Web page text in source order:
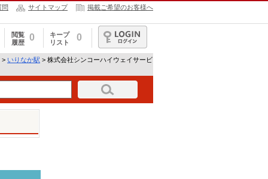
問 サイトマップ 掲載ご希望のお客様へ
閲覧
履歴
0
キープ
リスト
0
ログイン
> いりなか駅 > 株式会社シンコーハイウェイサービ